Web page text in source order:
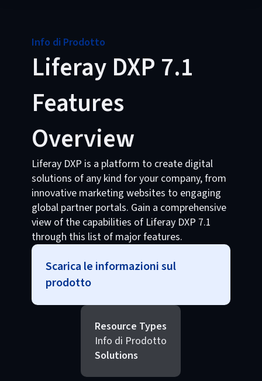
Info di Prodotto
Liferay DXP 7.1
Features
Overview
Liferay DXP is a platform to create digital
solutions of any kind for your company, from
innovative marketing websites to engaging
global partner portals. Gain a comprehensive
view of the capabilities of Liferay DXP 7.1
through this list of major features.
Scarica le informazioni sul
prodotto
Resource Types
Info di Prodotto
Solutions